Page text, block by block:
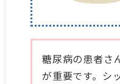
糖尿病の患者さ
が重要です。シ